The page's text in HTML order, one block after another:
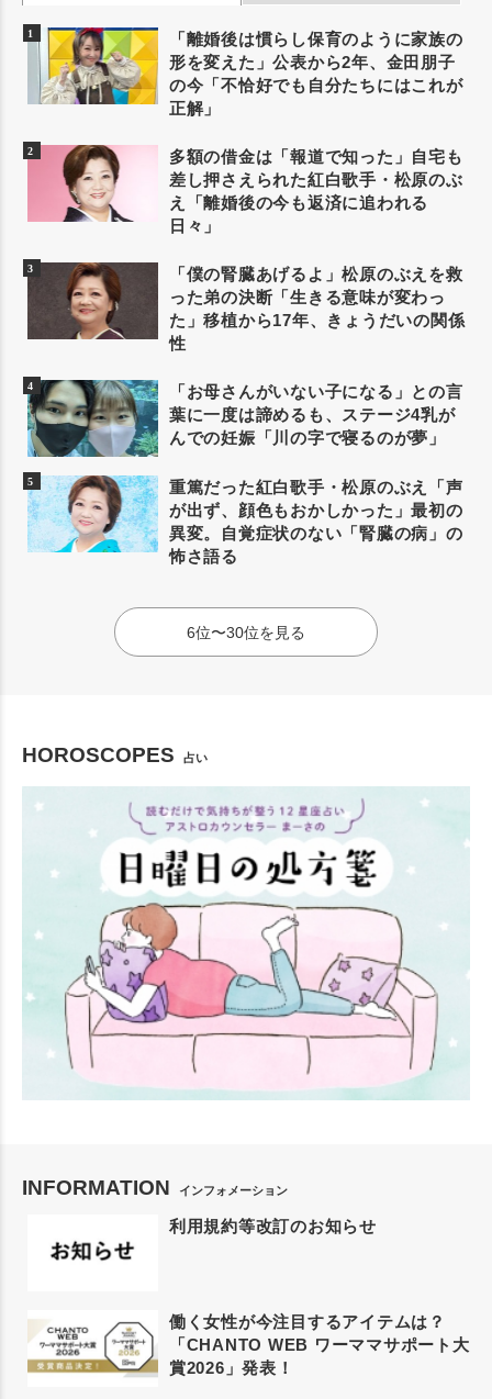
「離婚後は慣らし保育のように家族の
形を変えた」公表から2年、金田朋子
の今「不恰好でも自分たちにはこれが
正解」
多額の借金は「報道で知った」自宅も
差し押さえられた紅白歌手・松原のぶ
え「離婚後の今も返済に追われる
日々」
「僕の腎臓あげるよ」松原のぶえを救
った弟の決断「生きる意味が変わっ
た」移植から17年、きょうだいの関係
性
「お母さんがいない子になる」との言
葉に一度は諦めるも、ステージ4乳が
んでの妊娠「川の字で寝るのが夢」
重篤だった紅白歌手・松原のぶえ「声
が出ず、顔色もおかしかった」最初の
異変。自覚症状のない「腎臓の病」の
怖さ語る
6位〜30位を見る
HOROSCOPES 占い
INFORMATION インフォメーション
利用規約等改訂のお知らせ
働く女性が今注目するアイテムは？
「CHANTO WEB ワーママサポート大
賞2026」発表！